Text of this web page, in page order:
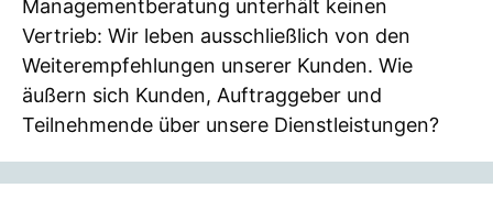
Managementberatung unterhält keinen
Vertrieb: Wir leben ausschließlich von den
Weiterempfehlungen unserer Kunden. Wie
äußern sich Kunden, Auftraggeber und
Teilnehmende über unsere Dienstleistungen?